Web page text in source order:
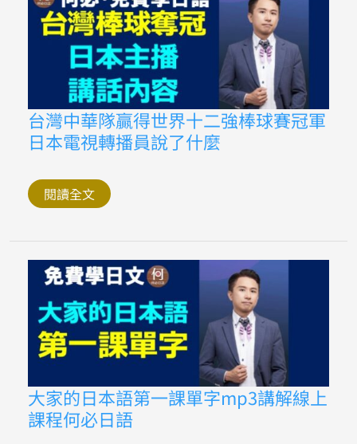
視
對
台
紹
台灣中華隊贏得世界十二強棒球賽冠軍
日本電視轉播員說了什麼
台
灣
中
華
贏
得
世
二
強
棒
球
冠
軍
日
本
電
視
轉
播
員
說
了
閱讀全文
大家的日本語第一課單字mp3講解線上
課程何必日語
大
家
的
日